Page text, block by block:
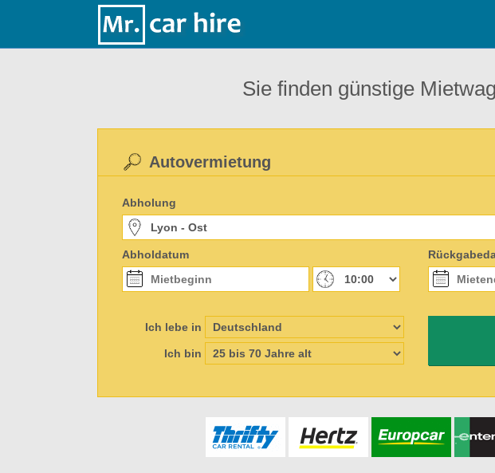
Sie finden günstige
Autovermietung
Abholung
Abholdatum
Ich lebe in
Ich bin